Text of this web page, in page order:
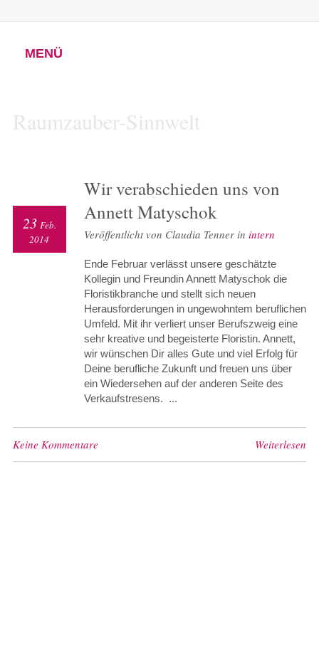
MENÜ
Raumzauber-Sinnwelt
Wir verabschieden uns von
Annett Matyschok
23 Feb.
2014
Veröffentlicht von Claudia Tenner in intern
Ende Februar verlässt unsere geschätzte
Kollegin und Freundin Annett Matyschok die
Floristikbranche und stellt sich neuen
Herausforderungen in ungewohntem beruflichen
Umfeld. Mit ihr verliert unser Berufszweig eine
sehr kreative und begeisterte Floristin. Annett,
wir wünschen Dir alles Gute und viel Erfolg für
Deine berufliche Zukunft und freuen uns über
ein Wiedersehen auf der anderen Seite des
Verkaufstresens. ...
Keine Kommentare Weiterlesen